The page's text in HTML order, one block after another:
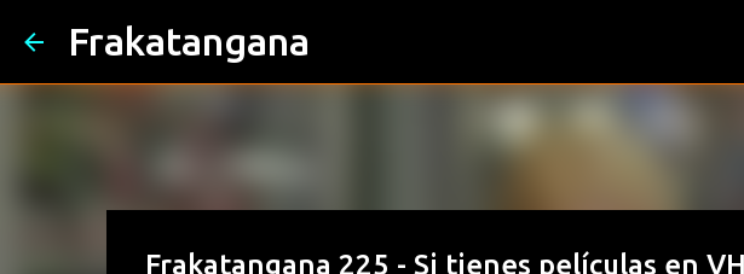
Frakatangana
Frakatangana 225 - Si tienes películas en